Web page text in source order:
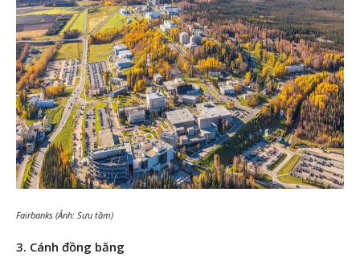
Fairbanks (Ảnh: Sưu tầm)
3. Cánh đồng băng